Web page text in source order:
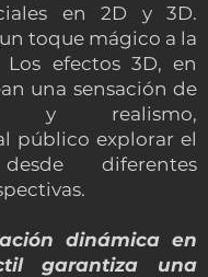
en 2D y 3D.
toque mágico a la
Los efectos 3D, en
una sensación de
y realismo,
público explorar el
diferentes
dinámica en
garantiza una